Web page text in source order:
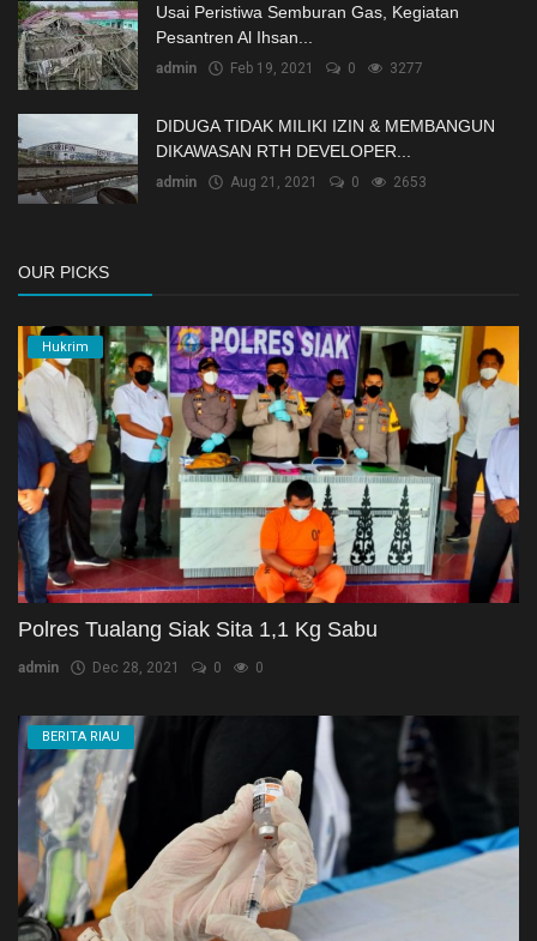
Usai Peristiwa Semburan Gas, Kegiatan
Pesantren Al Ihsan...
admin Feb 19, 2021 0 3277
DIDUGA TIDAK MILIKI IZIN & MEMBANGUN
DIKAWASAN RTH DEVELOPER...
admin Aug 21, 2021 0 2653
OUR PICKS
Hukrim
Polres Tualang Siak Sita 1,1 Kg Sabu
admin Dec 28, 2021 0 0
BERITA RIAU